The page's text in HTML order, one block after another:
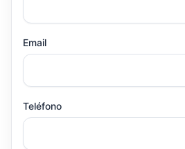
Email
Teléfono